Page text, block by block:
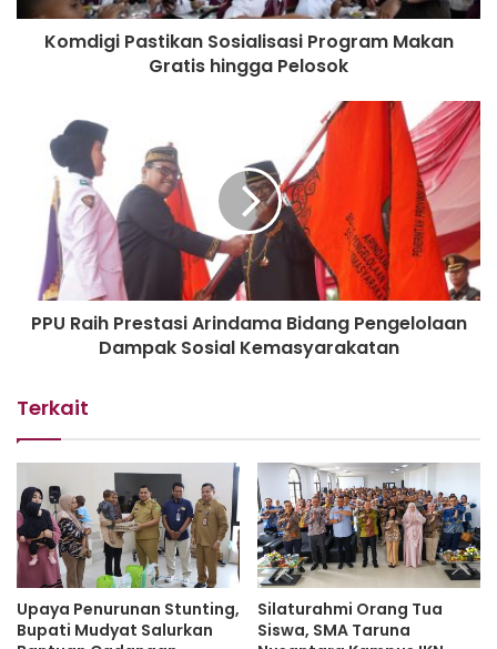
gamelan. Kedua pemimpin juga tampak bertukar pikiran
mengenai berbagai isu strategis dan kerja sama kedua
Pertemuan ini menjadi simbol penting persahabatan antara
Indonesia dan Malaysia, serta memperkuat upaya kedua
negara untuk terus mempererat hubungan bilateral di
berbagai sektor.
(BPMI Setpres)
Komdigi Pastikan Sosialisasi Program Makan
Gratis hingga Pelosok
PPU Raih Prestasi Arindama Bidang Pengelolaan
Dampak Sosial Kemasyarakatan
Terkait
Upaya Penurunan Stunting,
Bupati Mudyat Salurkan
Silaturahmi Orang Tua
Siswa, SMA Taruna